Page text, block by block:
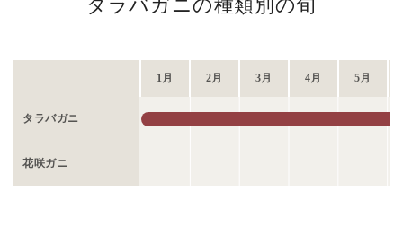
タラバガニの種類別の旬
1月 2月 3月 4月 5月
タラバガニ
花咲ガニ